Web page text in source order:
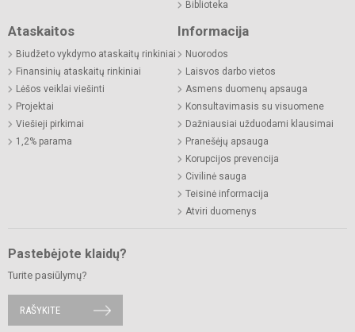
Biblioteka
Ataskaitos
Biudžeto vykdymo ataskaitų rinkiniai
Finansinių ataskaitų rinkiniai
Lėšos veiklai viešinti
Projektai
Viešieji pirkimai
1,2% parama
Informacija
Nuorodos
Laisvos darbo vietos
Asmens duomenų apsauga
Konsultavimasis su visuomene
Dažniausiai užduodami klausimai
Pranešėjų apsauga
Korupcijos prevencija
Civilinė sauga
Teisinė informacija
Atviri duomenys
Pastebėjote klaidų?
Turite pasiūlymų?
RAŠYKITE